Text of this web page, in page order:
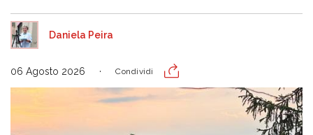
Daniela Peira
06 Agosto 2026 Condividi